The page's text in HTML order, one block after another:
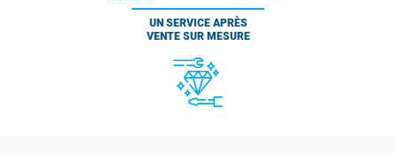
UN SERVICE APRÈS
VENTE SUR MESURE